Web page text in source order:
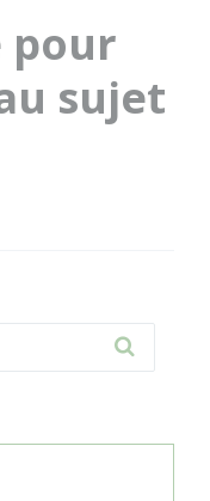
pour
sujet